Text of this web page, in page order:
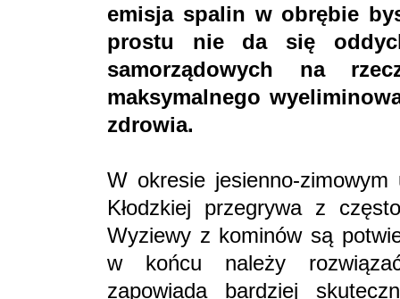
emisja spalin w obrębie
prostu nie da się
samorządowych na
maksymalnego
zdrowia.
W okresie jesienno-
Kłodzkiej przegrywa z
Wyziewy z kominów są
w końcu należy
zapowiada bardziej